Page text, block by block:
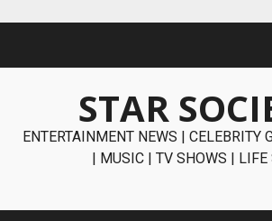
STAR
ENTERTAINMENT NEWS | CELEBRITY
| MUSIC | TV SHOWS | LIFE